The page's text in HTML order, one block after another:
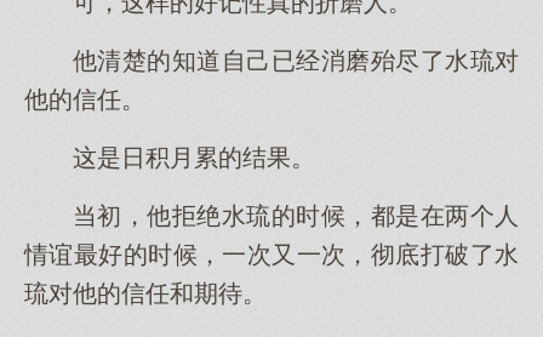
他清楚的知道自己已经消磨殆尽了水琉对
他的信任。
这是日积月累的结果。
当初，他拒绝水琉的时候，都是在两个人
情谊最好的时候，一次又一次，彻底打破了水
琉对他的信任和期待。